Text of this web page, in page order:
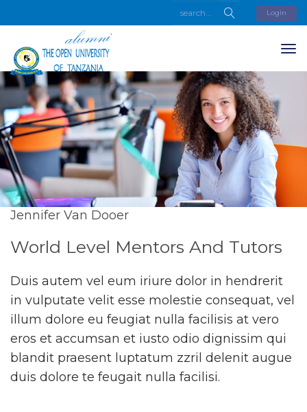
Login
Jennifer Van Dooer
World Level Mentors And Tutors
Duis autem vel eum iriure dolor in hendrerit
in vulputate velit esse molestie consequat, vel
illum dolore eu feugiat nulla facilisis at vero
eros et accumsan et iusto odio dignissim qui
blandit praesent luptatum zzril delenit augue
duis dolore te feugait nulla facilisi.